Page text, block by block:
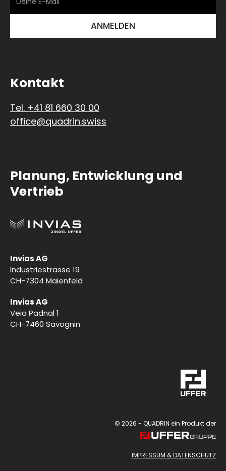
© 2026 - QUADRIN ein Produkt der
IMPRESSUM & DATENSCHUTZ
Kontakt
Tel. +41 81 660 30 00
office@quadrin.swiss
Planung, Entwicklung und
Vertrieb
Invias AG
Veia Padnal 1
CH-7460 Savognin
Invias AG
Industriestrasse 19
CH-7304 Maienfeld
mehr darüber, wie wir Cookies
einsetzen und wie Sie Ihre Einstellungen ändern können.